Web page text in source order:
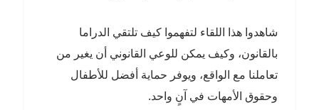
شاهدوا هذا اللقاء لتفهموا كيف تلتقي الدراما
بالقانون، وكيف يمكن للوعي القانوني أن يغير من
تعاملنا مع الواقع، ويوفر حماية أفضل للأطفال
وحقوق الأمهات في آنٍ واحد.